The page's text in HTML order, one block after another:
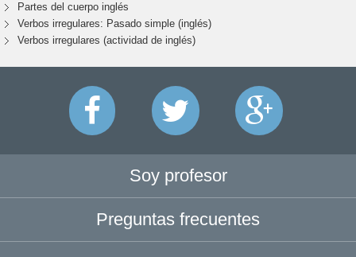
Partes del cuerpo inglés
Verbos irregulares: Pasado simple (inglés)
Verbos irregulares (actividad de inglés)
Soy profesor
Preguntas frecuentes